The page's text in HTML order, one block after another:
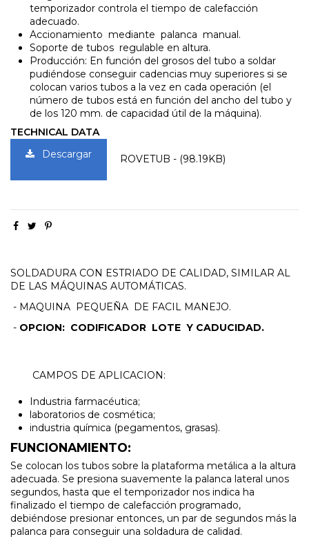
temporizador controla el tiempo de calefacción
adecuado.
Accionamiento mediante palanca manual.
Soporte de tubos regulable en altura.
Producción: En función del grosos del tubo a soldar
pudiéndose conseguir cadencias muy superiores si se
colocan varios tubos a la vez en cada operación (el
número de tubos está en función del ancho del tubo y
de los 120 mm. de capacidad útil de la máquina).
TECHNICAL DATA
Descargar
ROVETUB - (98.19KB)
SOLDADURA CON ESTRIADO DE CALIDAD, SIMILAR AL
DE LAS MÁQUINAS AUTOMÁTICAS.
- MAQUINA PEQUEÑA DE FACIL MANEJO.
- OPCION: CODIFICADOR LOTE Y CADUCIDAD.
CAMPOS DE APLICACION:
Industria farmacéutica;
laboratorios de cosmética;
industria química (pegamentos, grasas).
FUNCIONAMIENTO:
Se colocan los tubos sobre la plataforma metálica a la altura
adecuada. Se presiona suavemente la palanca lateral unos
segundos, hasta que el temporizador nos indica ha
finalizado el tiempo de calefacción programado,
debiéndose presionar entonces, un par de segundos más la
palanca para conseguir una soldadura de calidad.